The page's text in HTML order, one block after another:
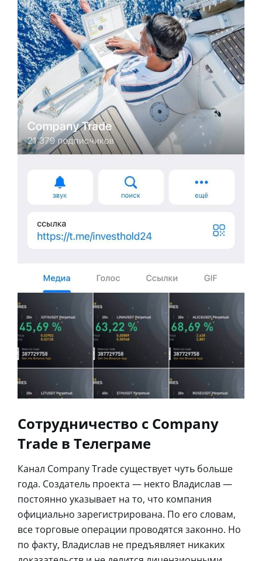
Сотрудничество с Company
Trade в Телеграме
Канал Company Trade существует чуть больше
года. Создатель проекта — некто Владислав —
постоянно указывает на то, что компания
официально зарегистрирована. По его словам,
все торговые операции проводятся законно. Но
по факту, Владислав не предъявляет никаких